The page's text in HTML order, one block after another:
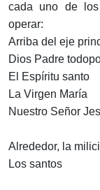
cada uno de
operar:
Arriba del eje
Dios Padre
El Espíritu santo
La Virgen María
Nuestro Señor
Alrededor, la
Los santos